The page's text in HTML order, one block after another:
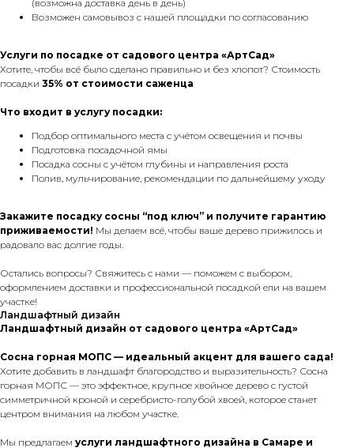
(возможна доставка день в день)
Возможен самовывоз с нашей площадки по согласованию
Услуги по посадке от садового центра «АртСад»
Хотите, чтобы всё было сделано правильно и без хлопот? Стоимость
посадки 35% от стоимости саженца
Что входит в услугу посадки:
Подбор оптимального места с учётом освещения и почвы
Подготовка посадочной ямы
Посадка сосны с учётом глубины и направления роста
Полив, мульчирование, рекомендации по дальнейшему уходу
Закажите посадку сосны “под ключ” и получите гарантию
приживаемости! Мы делаем всё, чтобы ваше дерево прижилось и
радовало вас долгие годы.
Остались вопросы? Свяжитесь с нами — поможем с выбором,
оформлением доставки и профессиональной посадкой ели на вашем
участке!
Ландшафтный дизайн
Ландшафтный дизайн от садового центра «АртСад»
Сосна горная МОПС — идеальный акцент для вашего сада!
Хотите добавить в ландшафт благородство и выразительность? Сосна
горная МОПС — это эффектное, крупное хвойное дерево с густой
симметричной кроной и серебристо-голубой хвоей, которое станет
центром внимания на любом участке.
Мы предлагаем услуги ландшафтного дизайна в Самаре и